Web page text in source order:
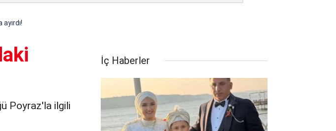
Poyraz'la ilgili
İç Haberler